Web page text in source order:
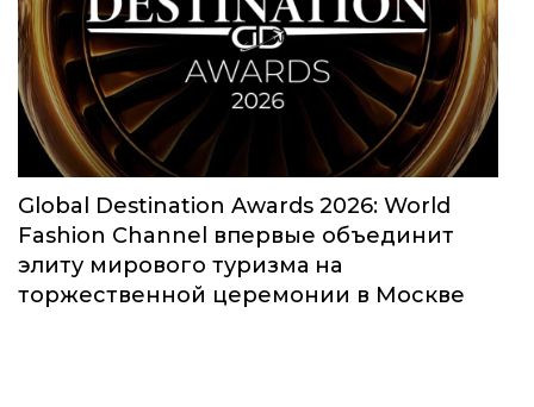
Global Destination Awards 2026: World
Fashion Channel впервые объединит
элиту мирового туризма на
торжественной церемонии в Москве